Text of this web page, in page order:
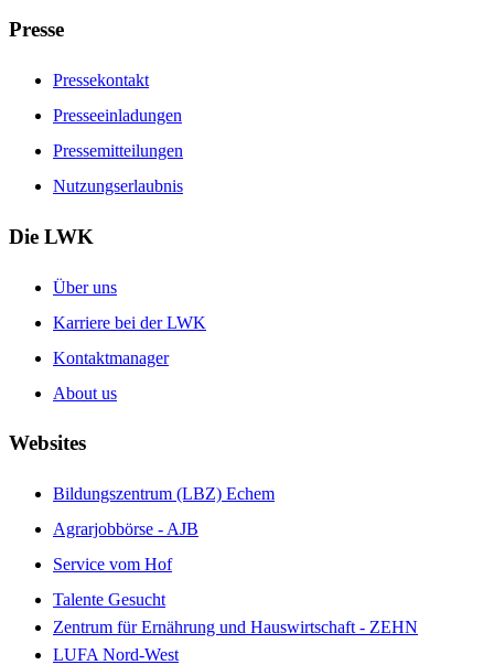
Presse
Pressekontakt
Presseeinladungen
Pressemitteilungen
Nutzungserlaubnis
Die LWK
Über uns
Karriere bei der LWK
Kontaktmanager
About us
Websites
Bildungszentrum (LBZ) Echem
Agrarjobbörse - AJB
Service vom Hof
Talente Gesucht
Zentrum für Ernährung und Hauswirtschaft - ZEHN
LUFA Nord-West